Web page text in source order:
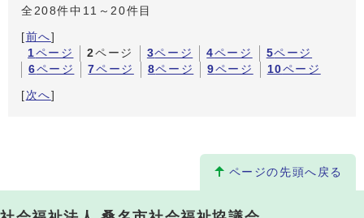
全208件中11～20件目
[前へ]
1ページ 2ページ 3ページ 4ページ 5ページ
6ページ 7ページ 8ページ 9ページ 10ページ
[ 次へ]
ページの先頭へ戻る